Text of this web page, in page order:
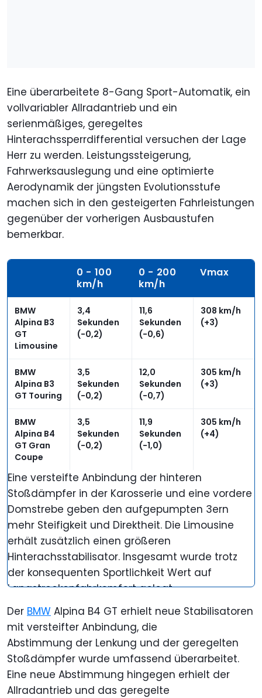
Eine überarbeitete 8-Gang Sport-Automatik, ein
vollvariabler Allradantrieb und ein
serienmäßiges, geregeltes
Hinterachssperrdifferential versuchen der Lage
Herr zu werden. Leistungssteigerung,
Fahrwerksauslegung und eine optimierte
Aerodynamik der jüngsten Evolutionsstufe
machen sich in den gesteigerten Fahrleistungen
gegenüber der vorherigen Ausbaustufen
bemerkbar.
0 - 100
km/h
0 - 200
km/h
Vmax
BMW
Alpina B3
GT
Limousine
3,4
Sekunden
(-0,2)
11,6
Sekunden
(-0,6)
308 km/h
(+3)
BMW
Alpina B3
GT Touring
3,5
Sekunden
(-0,2)
12,0
Sekunden
(-0,7)
305 km/h
(+3)
BMW
Alpina B4
GT Gran
Coupe
3,5
Sekunden
(-0,2)
11,9
Sekunden
(-1,0)
305 km/h
(+4)
Eine versteifte Anbindung der hinteren
Stoßdämpfer in der Karosserie und eine vordere
Domstrebe geben den aufgepumpten 3ern
mehr Steifigkeit und Direktheit. Die Limousine
erhält zusätzlich einen größeren
Hinterachsstabilisator. Insgesamt wurde trotz
der konsequenten Sportlichkeit Wert auf
Langstreckenfahrkomfort gelegt.
Der BMW Alpina B4 GT erhielt neue Stabilisatoren
mit versteifter Anbindung, die
Abstimmung der Lenkung und der geregelten
Stoßdämpfer wurde umfassend überarbeitet.
Eine neue Abstimmung hingegen erhielt der
Allradantrieb und das geregelte